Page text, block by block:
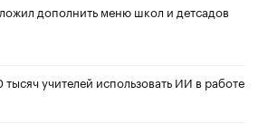
дополнить меню школ и детсадов
учителей использовать ИИ в работе